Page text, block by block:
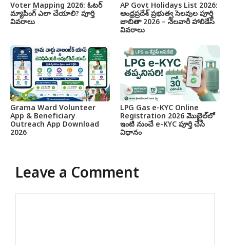
Voter Mapping 2026: ఓటర్
మ్యాపింగ్ ఎలా చేయాలి? పూర్తి
వివరాలు
AP Govt Holidays List 2026:
ఆంధ్రప్రదేశ్ ప్రభుత్వ సెలవుల పూర్తి
జాబితా 2026 – నెలవారీ హాలిడేస్
వివరాలు
Grama Ward Volunteer
App & Beneficiary
Outreach App Download
2026
LPG Gas e-KYC Online
Registration 2026 మొబైల్‌లో
ఇంటి నుంచే e-KYC పూర్తి చేసే
విధానం
Leave a Comment
Comment